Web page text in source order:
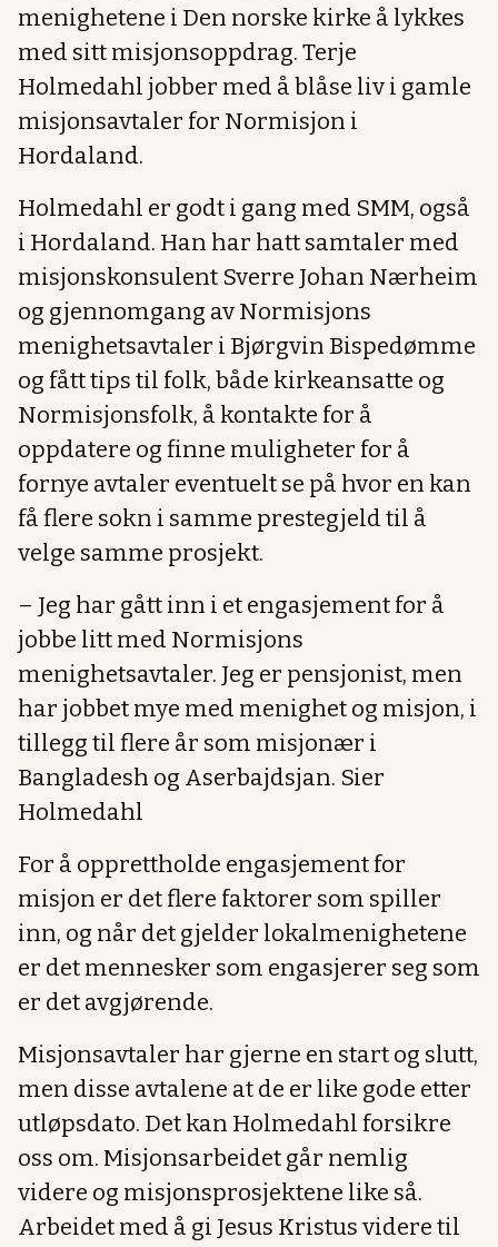
menighetene i Den norske kirke å lykkes
med sitt misjonsoppdrag. Terje
Holmedahl jobber med å blåse liv i gamle
misjonsavtaler for Normisjon i
Hordaland.
Holmedahl er godt i gang med SMM, også
i Hordaland. Han har hatt samtaler med
misjonskonsulent Sverre Johan Nærheim
og gjennomgang av Normisjons
menighetsavtaler i Bjørgvin Bispedømme
og fått tips til folk, både kirkeansatte og
Normisjonsfolk, å kontakte for å
oppdatere og finne muligheter for å
fornye avtaler eventuelt se på hvor en kan
få flere sokn i samme prestegjeld til å
velge samme prosjekt.
– Jeg har gått inn i et engasjement for å
jobbe litt med Normisjons
menighetsavtaler. Jeg er pensjonist, men
har jobbet mye med menighet og misjon, i
tillegg til flere år som misjonær i
Bangladesh og Aserbajdsjan. Sier
Holmedahl
For å opprettholde engasjement for
misjon er det flere faktorer som spiller
inn, og når det gjelder lokalmenighetene
er det mennesker som engasjerer seg som
er det avgjørende.
Misjonsavtaler har gjerne en start og slutt,
men disse avtalene at de er like gode etter
utløpsdato. Det kan Holmedahl forsikre
oss om. Misjonsarbeidet går nemlig
videre og misjonsprosjektene like så.
Arbeidet med å gi Jesus Kristus videre til